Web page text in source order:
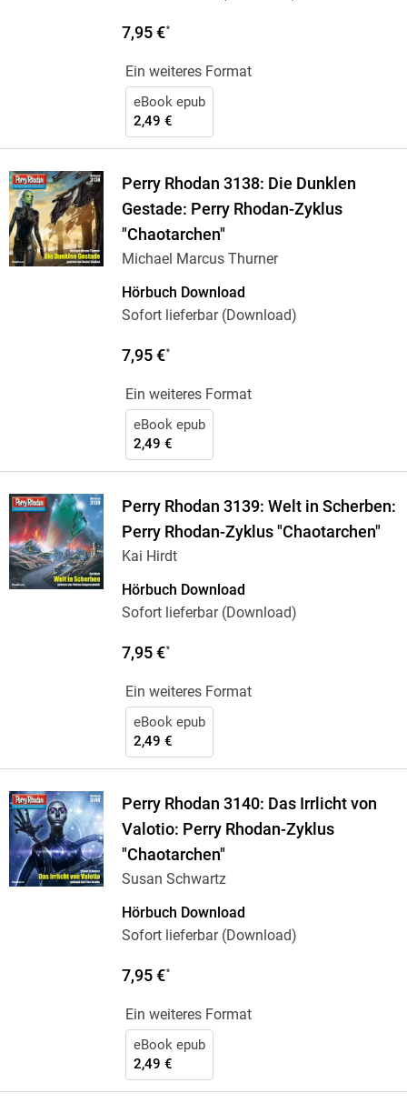
7,95 €*
Ein weiteres Format
eBook epub
2,49 €
Perry Rhodan 3138: Die Dunklen
Gestade: Perry Rhodan-Zyklus
"Chaotarchen"
Michael Marcus Thurner
Hörbuch Download
Sofort lieferbar (Download)
7,95 €*
Ein weiteres Format
eBook epub
2,49 €
Perry Rhodan 3139: Welt in Scherben:
Perry Rhodan-Zyklus "Chaotarchen"
Kai Hirdt
Hörbuch Download
Sofort lieferbar (Download)
7,95 €*
Ein weiteres Format
eBook epub
2,49 €
Perry Rhodan 3140: Das Irrlicht von
Valotio: Perry Rhodan-Zyklus
"Chaotarchen"
Susan Schwartz
Hörbuch Download
Sofort lieferbar (Download)
7,95 €*
Ein weiteres Format
eBook epub
2,49 €